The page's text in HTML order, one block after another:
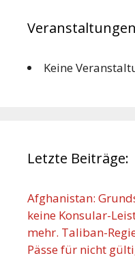
Veranstaltungen
Keine
Letzte Beiträge:
Afghanistan:
keine Konsular-
mehr. Taliban-
Pässe für nicht